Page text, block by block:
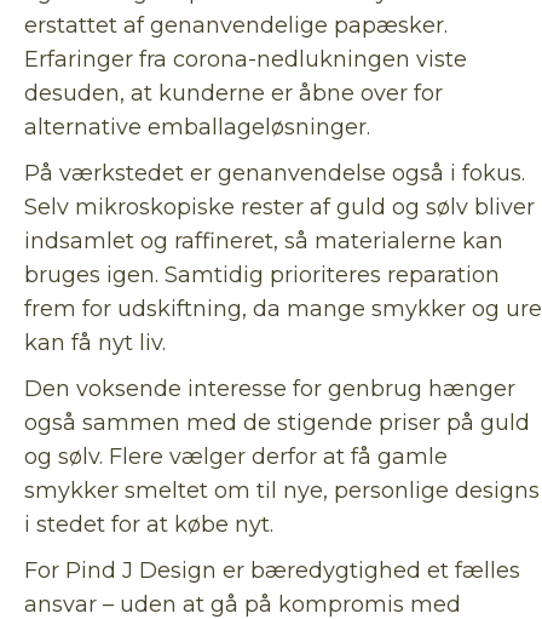
erstattet af genanvendelige papæsker.
Erfaringer fra corona-nedlukningen viste
desuden, at kunderne er åbne over for
alternative emballageløsninger.
På værkstedet er genanvendelse også i fokus.
Selv mikroskopiske rester af guld og sølv bliver
indsamlet og raffineret, så materialerne kan
bruges igen. Samtidig prioriteres reparation
frem for udskiftning, da mange smykker og ure
kan få nyt liv.
Den voksende interesse for genbrug hænger
også sammen med de stigende priser på guld
og sølv. Flere vælger derfor at få gamle
smykker smeltet om til nye, personlige designs
i stedet for at købe nyt.
For Pind J Design er bæredygtighed et fælles
ansvar – uden at gå på kompromis med